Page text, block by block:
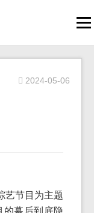
2024-05-06
艺节目为主题
的幕后到底隐